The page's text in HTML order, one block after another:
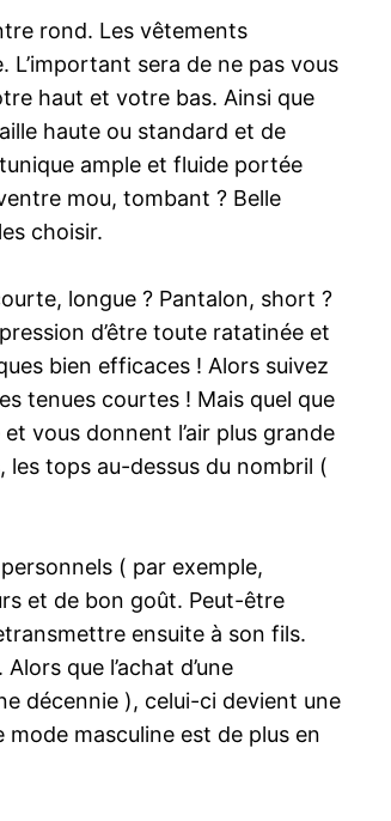
rond. Les vêtements
sera de ne pas vous
haut et votre bas. Ainsi que
haute ou standard et de
ample et fluide portée
mou, tombant ? Belle
choisir.
longue ? Pantalon, short ?
d’être toute ratatinée et
bien efficaces ! Alors suivez
tenues courtes ! Mais quel que
vous donnent l’air plus grande
les tops au-dessus du nombril (
( par exemple,
et de bon goût. Peut-être
ensuite à son fils.
que l’achat d’une
décennie ), celui-ci devient une
masculine est de plus en